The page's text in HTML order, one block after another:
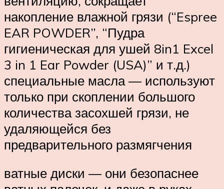
накопление влажной грязи (“Espree
EAR POWDER”, “Пудра
гигиеническая для ушей 8in1 Excel
3 in 1 Ear Powder (USA)” и т.д.)
специальные масла — используют
только при скоплении большого
количества засохшей грязи, не
удаляющейся без
предварительного размягчения
ватные диски — они безопаснее